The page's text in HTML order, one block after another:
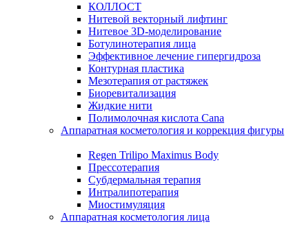
КОЛЛОСТ
Нитевой векторный лифтинг
Нитевое 3D-моделирование
Ботулинотерапия лица
Эффективное лечение гипергидроза
Контурная пластика
Мезотерапия от растяжек
Биоревитализация
Жидкие нити
Полимолочная кислота Cana
Аппаратная косметология и коррекция фигуры
Regen Trilipo Maximus Body
Прессотерапия
Субдермальная терапия
Интралипотерапия
Миостимуляция
Аппаратная косметология лица